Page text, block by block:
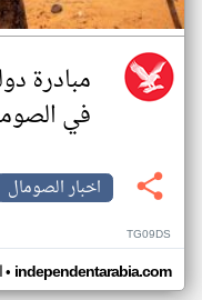
مبادرة
في
اخبار الصومال
TG09DS
• independentarabia.com